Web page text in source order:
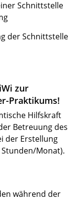
Schnittstelle
der Schnittstelle
zur
Praktikums!
Hilfskraft
Betreuung des
der Erstellung
Monat).
während der